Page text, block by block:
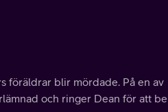
föräldrar blir mördade. På en av
och ringer Dean för att